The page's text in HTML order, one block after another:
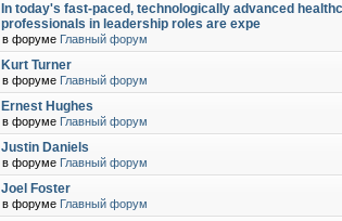
In today's fast-paced, technologically advanced
professionals in leadership roles are expe
в форуме Главный форум
Kurt Turner
в форуме Главный форум
Ernest Hughes
в форуме Главный форум
Justin Daniels
в форуме Главный форум
Joel Foster
в форуме Главный форум